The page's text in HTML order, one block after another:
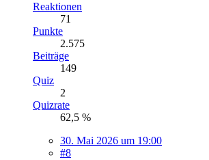
Reaktionen
71
Punkte
2.575
Beiträge
149
Quiz
2
Quizrate
62,5 %
30. Mai 2026 um 19:00
#8